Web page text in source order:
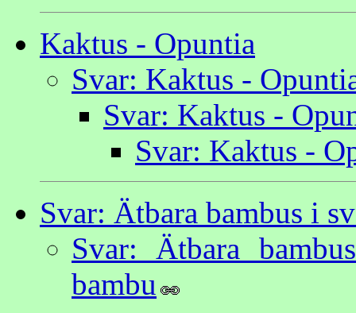
Kaktus - Opuntia
Svar: Kaktus -
Svar: Kaktus -
Svar: Kaktus -
Svar: Ätbara bambus i
Svar: Ätbara
bambu